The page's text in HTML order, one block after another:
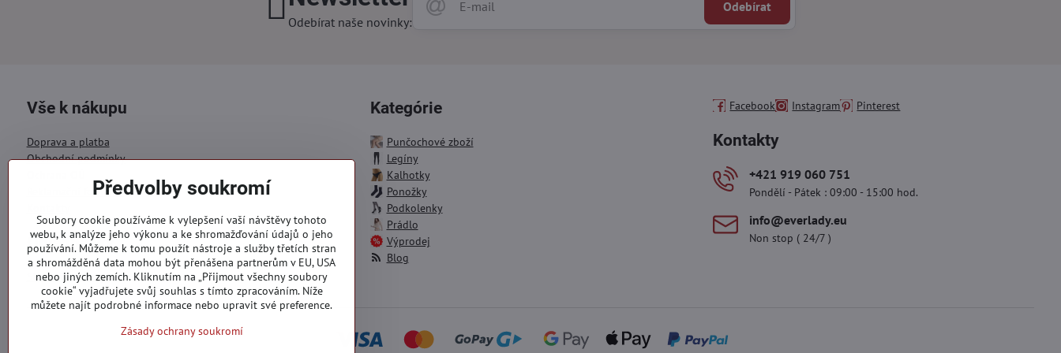
Odebírat naše novinky:
Odebírat
Vše k nákupu
Doprava a platba
Obchodní podmínky
Reklamační formulář
Objednávky
Stav objednávky
Kategórie
Punčochové zboží
Legíny
Kalhotky
Ponožky
Podkolenky
Prádlo
Výprodej
Blog
Facebook Instagram Pinterest
Kontakty
+421 919 060 751
Pondělí - Pátek : 09:00 - 15:00 hod.
info​@everlady​.eu
Non stop ( 24/7 )
Předvolby soukromí
Soubory cookie používáme k vylepšení vaší návštěvy tohoto
webu, k analýze jeho výkonu a ke shromažďování údajů o jeho
používání. Můžeme k tomu použít nástroje a služby třetích stran
a shromážděná data mohou být přenášena partnerům v EU, USA
nebo jiných zemích. Kliknutím na „Přijmout všechny soubory
cookie“ vyjadřujete svůj souhlas s tímto zpracováním. Níže
můžete najít podrobné informace nebo upravit své preference.
Zásady ochrany soukromí